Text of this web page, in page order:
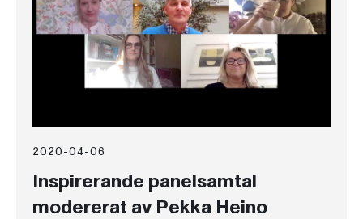
2020-04-06
Inspirerande panelsamtal
modererat av Pekka Heino